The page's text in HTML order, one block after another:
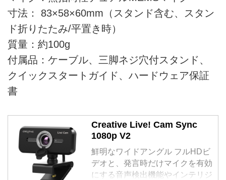
寸法： 83×58×60mm（スタンド含む、スタン
ド折りたたみ/平置き時）
質量：約100g
付属品：ケーブル、三脚ネジ穴付スタンド、
クイックスタートガイド、ハードウェア保証
書
Creative Live! Cam Sync
1080p V2
鮮明なワイドアングル フルHDビ
デオと、発言時だけマイクを有効
にする音声検出機能やインテリジ